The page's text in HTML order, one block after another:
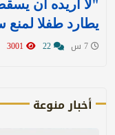
"لا أريده أن
يطارد طفلا
أخبار منوعة